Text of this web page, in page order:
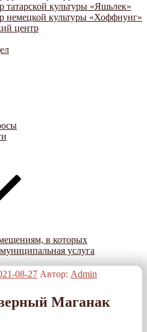
татарской культуры «Яшьлек»
немецкой культуры «Хоффнунг»
центр
в которых
услуга
08-27 Автор: Admin
Маганак